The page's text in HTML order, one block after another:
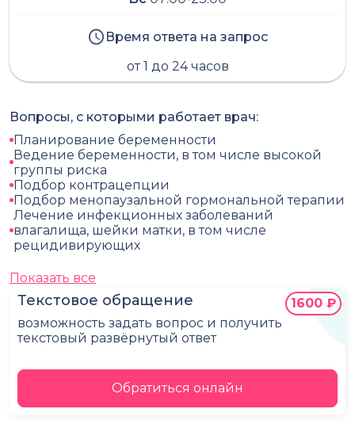
Время ответа на запрос
от 1 до 24 часов
Текстовое обращение
возможность задать вопрос и получить
текстовый развёрнутый ответ
1600 ₽
Обратиться онлайн
Вопросы, с которыми работает врач:
Планирование беременности
Ведение беременности, в том числе высокой
группы риска
Подбор контрацепции
Подбор менопаузальной гормональной терапии
Лечение инфекционных заболеваний
влагалища, шейки матки, в том числе
рецидивирующих
Показать все